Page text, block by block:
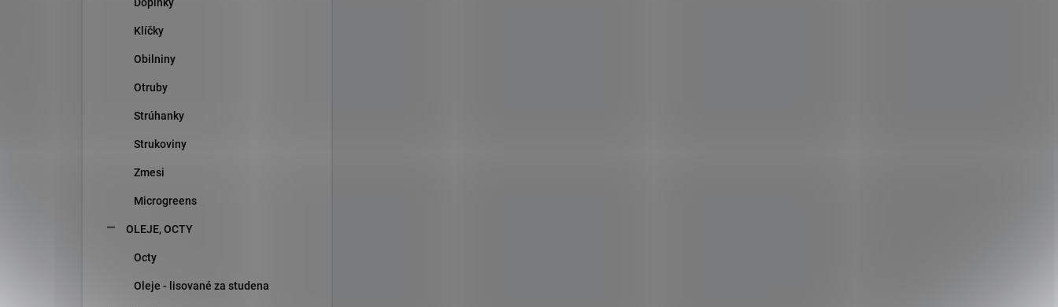
Klíčky
Obilniny
Otruby
Strúhanky
Strukoviny
Zmesi
Microgreens
OLEJE, OCTY
Octy
Oleje - lisované za studena